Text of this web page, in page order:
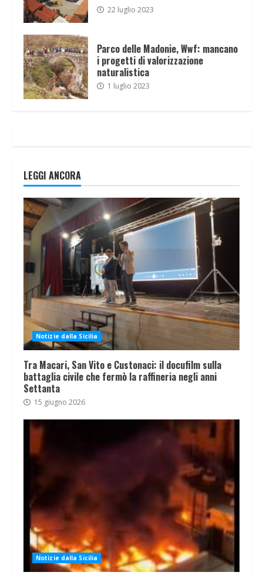
22 luglio 2023
Parco delle Madonie, Wwf: mancano
i progetti di valorizzazione
naturalistica
1 luglio 2023
LEGGI ANCORA
Notizie dalla Sicilia
Tra Macari, San Vito e Custonaci: il docufilm sulla
battaglia civile che fermò la raffineria negli anni
Settanta
15 giugno 2026
Notizie dalla Sicilia